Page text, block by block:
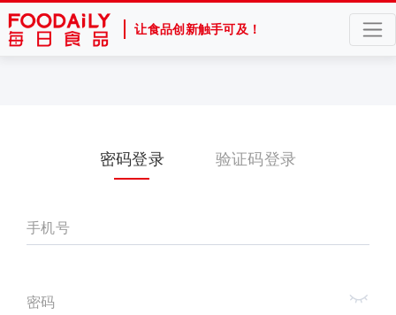
让食品创新触手可及！
密码登录 验证码登录
手机号
密码